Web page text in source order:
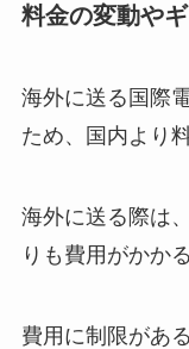
お線
料金の変動や
海外に送る国際
ため、国内より
海外に送る際は
りも費用がかか
費用に制限があ